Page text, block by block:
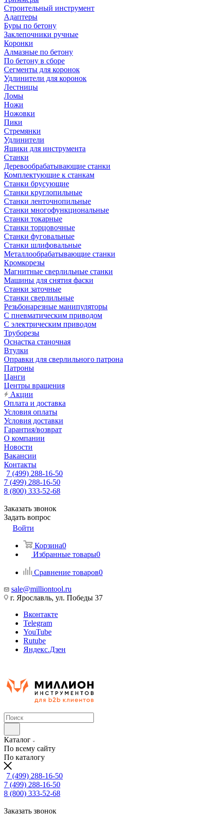
Строительный инструмент
Адаптеры
Буры по бетону
Заклепочники ручные
Коронки
Алмазные по бетону
По бетону в сборе
Сегменты для коронок
Удлинители для коронок
Лестницы
Ломы
Ножи
Ножовки
Пики
Стремянки
Удлинители
Ящики для инструмента
Станки
Деревообрабатывающие станки
Комплектующие к станкам
Станки брусующие
Станки круглопильные
Станки ленточнопильные
Станки многофункциональные
Станки токарные
Станки торцовочные
Станки фуговальные
Станки шлифовальные
Металлообрабатывающие станки
Кромкорезы
Магнитные сверлильные станки
Машины для снятия фаски
Станки заточные
Станки сверлильные
Резьбонарезные манипуляторы
С пневматическим приводом
С электрическим приводом
Труборезы
Оснастка станочная
Втулки
Оправки для сверлильного патрона
Патроны
Цанги
Центры вращения
Акции
Оплата и доставка
Условия оплаты
Условия доставки
Гарантия/возврат
О компании
Новости
Вакансии
Контакты
7 (499) 288-16-50
7 (499) 288-16-50
8 (800) 333-52-68
Заказать звонок
Задать вопрос
Войти
Корзина0
Избранные товары0
Сравнение товаров0
sale@milliontool.ru
г. Ярославль, ул. Победы 37
Вконтакте
Telegram
YouTube
Rutube
Яндекс.Дзен
Каталог
По всему сайту
По каталогу
7 (499) 288-16-50
7 (499) 288-16-50
8 (800) 333-52-68
Заказать звонок